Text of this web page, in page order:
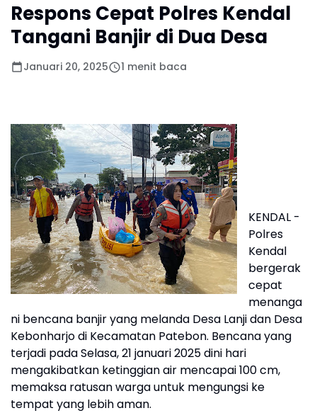
Respons Cepat Polres Kendal
Tangani Banjir di Dua Desa
Januari 20, 2025 1 menit baca
KENDAL -
Polres
Kendal
bergerak
cepat
menanga
ni bencana banjir yang melanda Desa Lanji dan Desa
Kebonharjo di Kecamatan Patebon. Bencana yang
terjadi pada Selasa, 21 januari 2025 dini hari
mengakibatkan ketinggian air mencapai 100 cm,
memaksa ratusan warga untuk mengungsi ke
tempat yang lebih aman.